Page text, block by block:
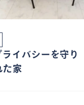
イバシーを守り
た家